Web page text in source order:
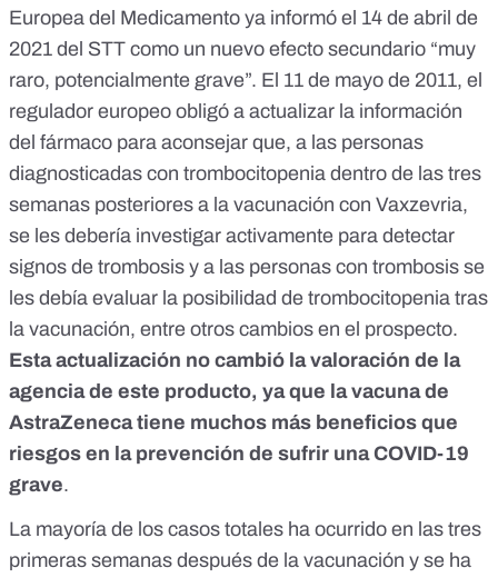
Europea del Medicamento ya informó el 14 de abril de
2021 del STT como un nuevo efecto secundario “muy
raro, potencialmente grave”. El 11 de mayo de 2011, el
regulador europeo obligó a actualizar la información
del fármaco para aconsejar que, a las personas
diagnosticadas con trombocitopenia dentro de las tres
semanas posteriores a la vacunación con Vaxzevria,
se les debería investigar activamente para detectar
signos de trombosis y a las personas con trombosis se
les debía evaluar la posibilidad de trombocitopenia tras
la vacunación, entre otros cambios en el prospecto.
Esta actualización no cambió la valoración de la
agencia de este producto, ya que la vacuna de
AstraZeneca tiene muchos más beneficios que
riesgos en la prevención de sufrir una COVID-19
grave.
La mayoría de los casos totales ha ocurrido en las tres
primeras semanas después de la vacunación y se ha